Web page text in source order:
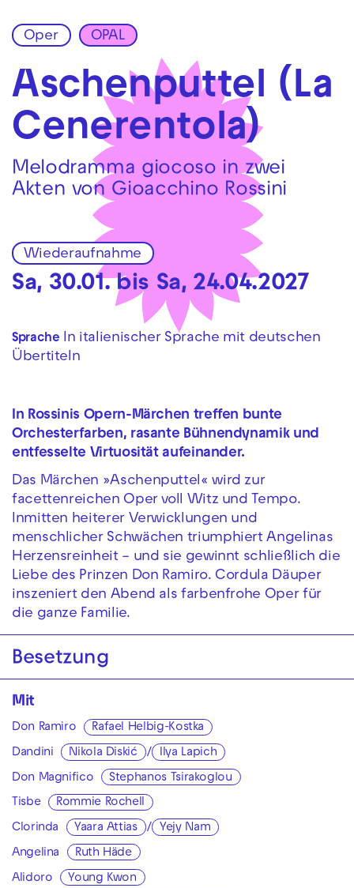
Zur Hauptnavigation springen
Zum Hauptinhalt springen Zum Footer springen
Oper OPAL
Aschenputtel (La
Cenerentola)
Melodramma giocoso in zwei
Akten von Gioacchino Rossini
Wiederaufnahme
Sa, 30.01. bis Sa, 24.04.2027
Sprache In italienischer Sprache mit deutschen
Übertiteln
In Rossinis Opern-Märchen treffen bunte
Orchesterfarben, rasante Bühnendynamik und
entfesselte Virtuosität aufeinander.
Das Märchen »Aschenputtel« wird zur
facettenreichen Oper voll Witz und Tempo.
Inmitten heiterer Verwicklungen und
menschlicher Schwächen triumphiert Angelinas
Herzensreinheit – und sie gewinnt schließlich die
Liebe des Prinzen Don Ramiro. Cordula Däuper
inszeniert den Abend als farbenfrohe Oper für
die ganze Familie.
Besetzung
Mit
Don Ramiro Rafael Helbig-Kostka
Dandini Nikola Diskić / Ilya Lapich
Don Magnifico Stephanos Tsirakoglou
Tisbe Rommie Rochell
Clorinda Yaara Attias / Yejy Nam
Angelina Ruth Häde
Alidoro Young Kwon